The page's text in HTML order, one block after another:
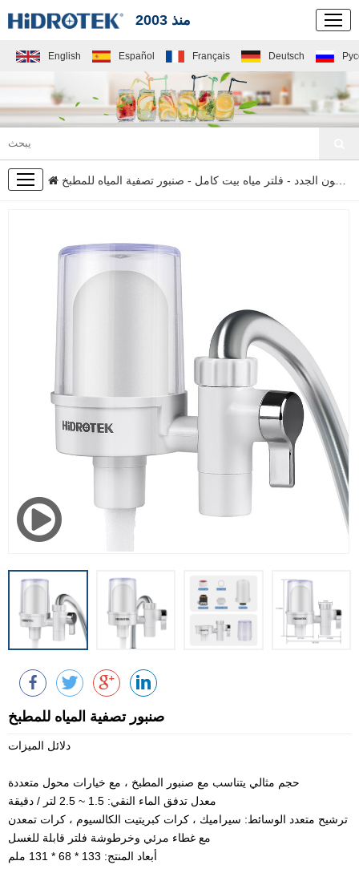
منذ 2003
English Español Français Deutsch
القادمون الجدد
القادمون الجدد - فلتر مياه بيت كامل - صنبور تصفية المياه للمطبخ
صنبور تصفية المياه للمطبخ
دلائل الميزات
حجم مثالي يتناسب مع صنبور المطبخ ، مع خيارات محول متعددة
معدل تدفق الماء النقي: 1.5 ~ 2.5 لتر / دقيقة
ترشيح متعدد الوسائط: سيراميك ، كرات كبريتيت الكالسيوم ، كرات تمعدن
مع غطاء مرئي وخرطوشة فلتر قابلة للغسل
أبعاد المنتج: 133 * 68 * 131 ملم